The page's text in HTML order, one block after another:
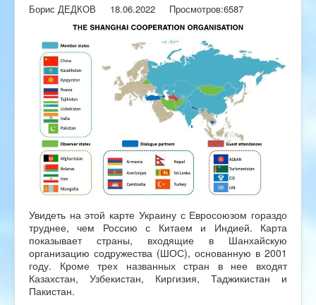
Борис ДЕДКОВ 18.06.2022 Просмотров:6587
Увидеть на этой карте Украину с Евросоюзом гораздо
труднее, чем Россию с Китаем и Индией. Карта
показывает страны, входящие в Шанхайскую
организацию содружества (ШОС), основанную в 2001
году. Кроме трех названных стран в нее входят
Казахстан, Узбекистан, Киргизия, Таджикистан и
Пакистан.